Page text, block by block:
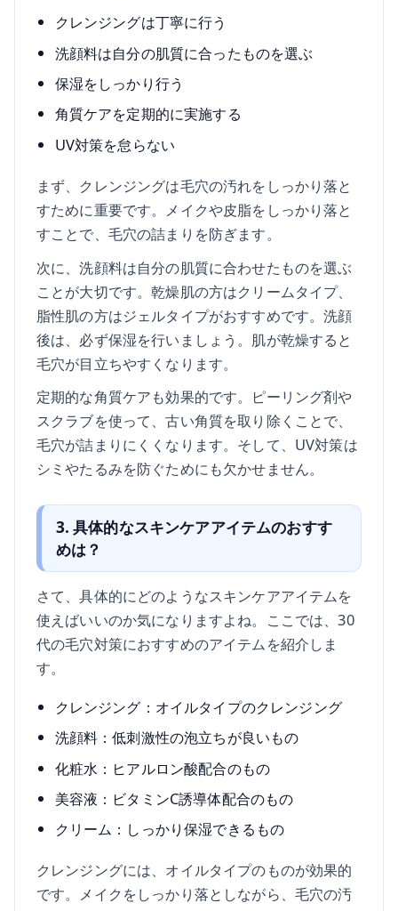
クレンジングは丁寧に行う
洗顔料は自分の肌質に合ったものを選ぶ
保湿をしっかり行う
角質ケアを定期的に実施する
UV対策を怠らない
まず、クレンジングは毛穴の汚れをしっかり落と
すために重要です。メイクや皮脂をしっかり落と
すことで、毛穴の詰まりを防ぎます。
次に、洗顔料は自分の肌質に合わせたものを選ぶ
ことが大切です。乾燥肌の方はクリームタイプ、
脂性肌の方はジェルタイプがおすすめです。洗顔
後は、必ず保湿を行いましょう。肌が乾燥すると
毛穴が目立ちやすくなります。
定期的な角質ケアも効果的です。ピーリング剤や
スクラブを使って、古い角質を取り除くことで、
毛穴が詰まりにくくなります。そして、UV対策は
シミやたるみを防ぐためにも欠かせません。
3. 具体的なスキンケアアイテムのおすす
めは？
さて、具体的にどのようなスキンケアアイテムを
使えばいいのか気になりますよね。ここでは、30
代の毛穴対策におすすめのアイテムを紹介しま
す。
クレンジング：オイルタイプのクレンジング
洗顔料：低刺激性の泡立ちが良いもの
化粧水：ヒアルロン酸配合のもの
美容液：ビタミンC誘導体配合のもの
クリーム：しっかり保湿できるもの
クレンジングには、オイルタイプのものが効果的
です。メイクをしっかり落としながら、毛穴の汚